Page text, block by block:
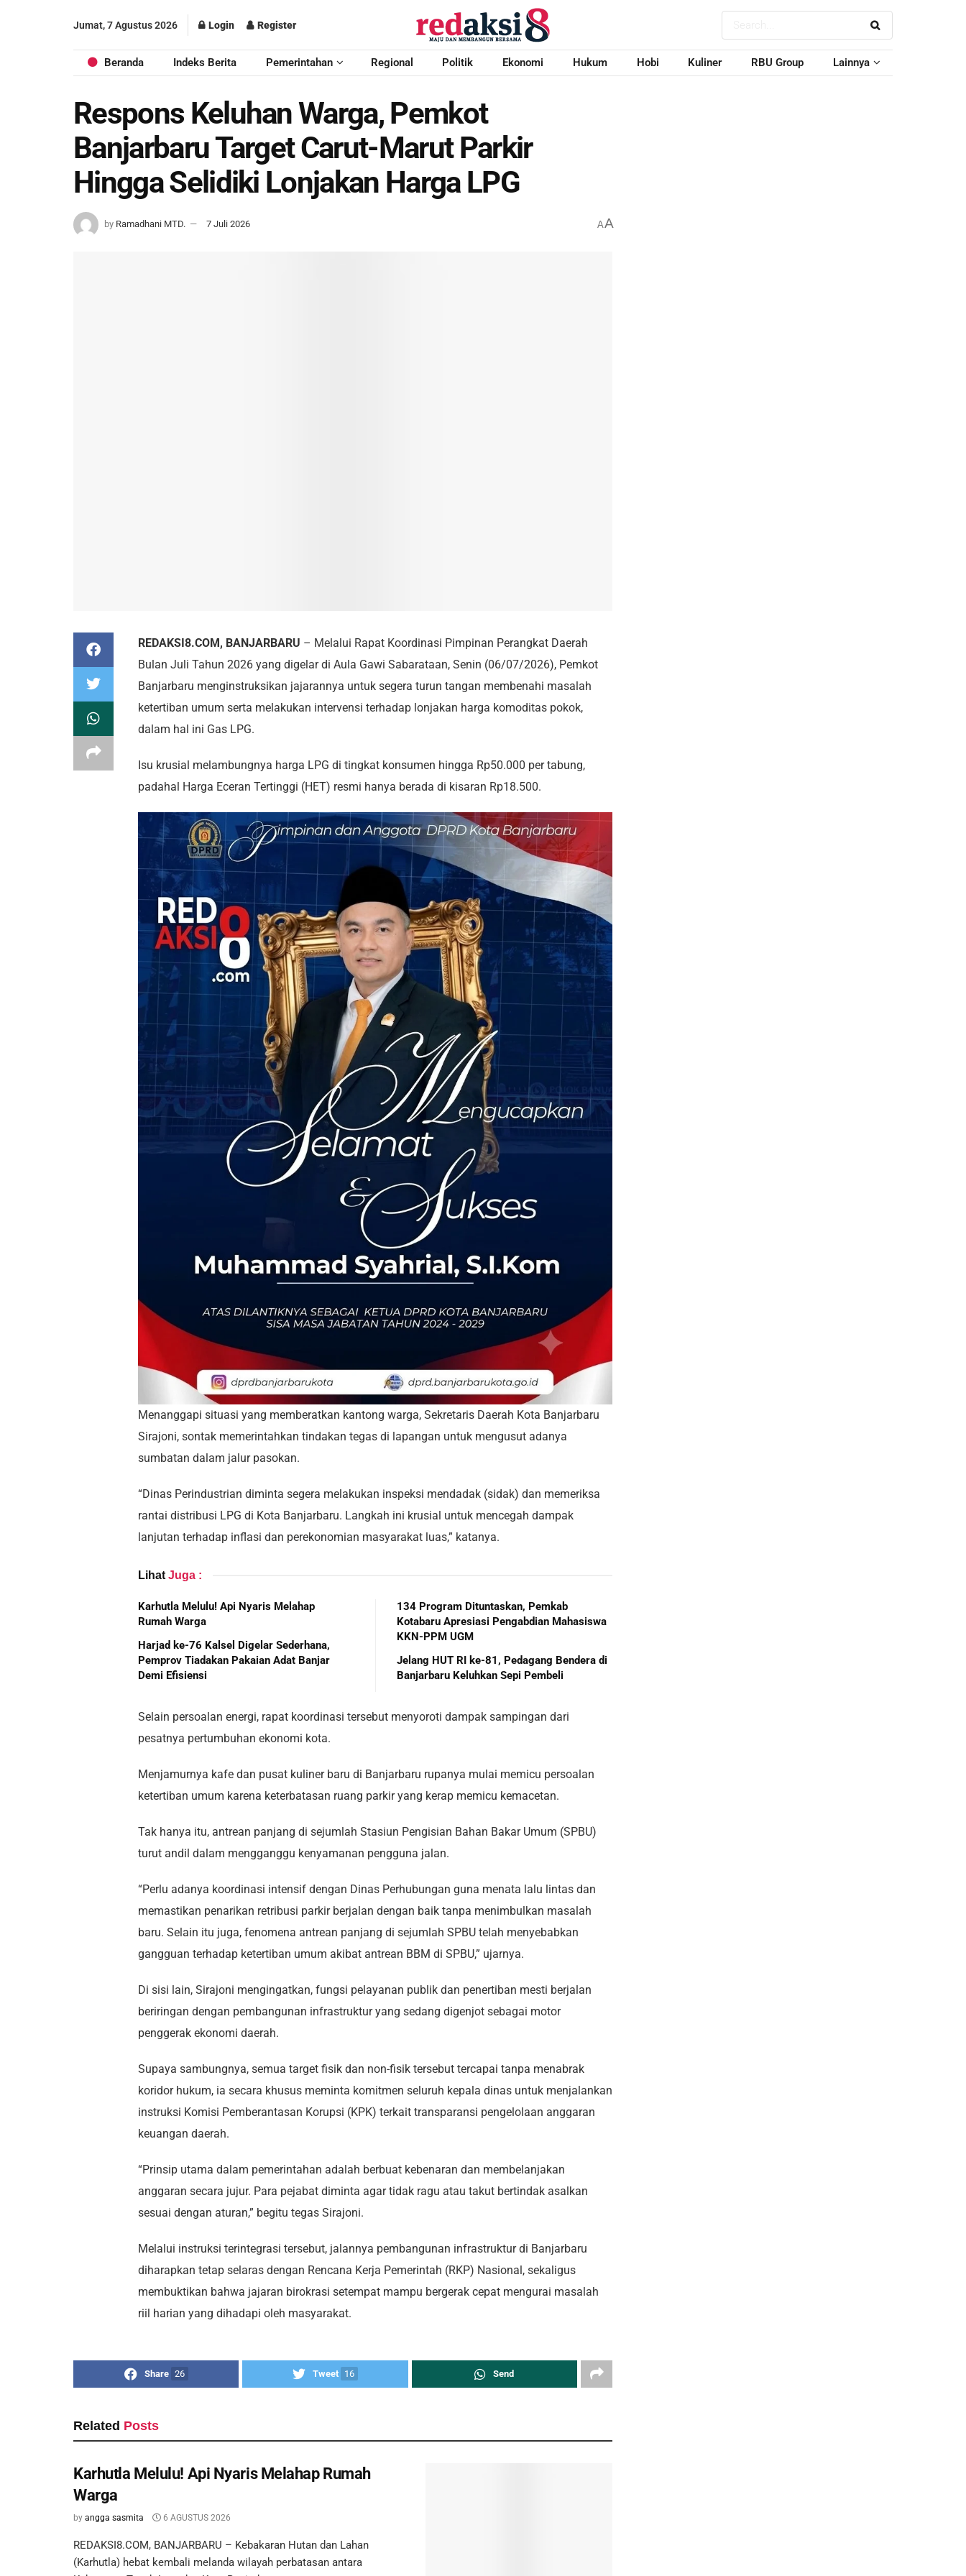
Jumat, 7 Agustus 2026 Login Register
Beranda Indeks Berita Pemerintahan Regional Politik Ekonomi Hukum Hobi Kuliner RBU Group Lainnya
Respons Keluhan Warga, Pemkot
Banjarbaru Target Carut-Marut Parkir
Hingga Selidiki Lonjakan Harga LPG
by Ramadhani MTD. 7 Juli 2026 AA
REDAKSI8.COM, BANJARBARU – Melalui Rapat Koordinasi Pimpinan Perangkat Daerah
Bulan Juli Tahun 2026 yang digelar di Aula Gawi Sabarataan, Senin (06/07/2026), Pemkot
Banjarbaru menginstruksikan jajarannya untuk segera turun tangan membenahi masalah
ketertiban umum serta melakukan intervensi terhadap lonjakan harga komoditas pokok,
dalam hal ini Gas LPG.
Isu krusial melambungnya harga LPG di tingkat konsumen hingga Rp50.000 per tabung,
padahal Harga Eceran Tertinggi (HET) resmi hanya berada di kisaran Rp18.500.
Menanggapi situasi yang memberatkan kantong warga, Sekretaris Daerah Kota Banjarbaru
Sirajoni, sontak memerintahkan tindakan tegas di lapangan untuk mengusut adanya
sumbatan dalam jalur pasokan.
“Dinas Perindustrian diminta segera melakukan inspeksi mendadak (sidak) dan memeriksa
rantai distribusi LPG di Kota Banjarbaru. Langkah ini krusial untuk mencegah dampak
lanjutan terhadap inflasi dan perekonomian masyarakat luas,” katanya.
Lihat Juga :
Karhutla Melulu! Api Nyaris Melahap
Rumah Warga
Harjad ke-76 Kalsel Digelar Sederhana,
Pemprov Tiadakan Pakaian Adat Banjar
Demi Efisiensi
134 Program Dituntaskan, Pemkab
Kotabaru Apresiasi Pengabdian Mahasiswa
KKN-PPM UGM
Jelang HUT RI ke-81, Pedagang Bendera di
Banjarbaru Keluhkan Sepi Pembeli
Selain persoalan energi, rapat koordinasi tersebut menyoroti dampak sampingan dari
pesatnya pertumbuhan ekonomi kota.
Menjamurnya kafe dan pusat kuliner baru di Banjarbaru rupanya mulai memicu persoalan
ketertiban umum karena keterbatasan ruang parkir yang kerap memicu kemacetan.
Tak hanya itu, antrean panjang di sejumlah Stasiun Pengisian Bahan Bakar Umum (SPBU)
turut andil dalam mengganggu kenyamanan pengguna jalan.
“Perlu adanya koordinasi intensif dengan Dinas Perhubungan guna menata lalu lintas dan
memastikan penarikan retribusi parkir berjalan dengan baik tanpa menimbulkan masalah
baru. Selain itu juga, fenomena antrean panjang di sejumlah SPBU telah menyebabkan
gangguan terhadap ketertiban umum akibat antrean BBM di SPBU,” ujarnya.
Di sisi lain, Sirajoni mengingatkan, fungsi pelayanan publik dan penertiban mesti berjalan
beriringan dengan pembangunan infrastruktur yang sedang digenjot sebagai motor
penggerak ekonomi daerah.
Supaya sambungnya, semua target fisik dan non-fisik tersebut tercapai tanpa menabrak
koridor hukum, ia secara khusus meminta komitmen seluruh kepala dinas untuk menjalankan
instruksi Komisi Pemberantasan Korupsi (KPK) terkait transparansi pengelolaan anggaran
keuangan daerah.
“Prinsip utama dalam pemerintahan adalah berbuat kebenaran dan membelanjakan
anggaran secara jujur. Para pejabat diminta agar tidak ragu atau takut bertindak asalkan
sesuai dengan aturan,” begitu tegas Sirajoni.
Melalui instruksi terintegrasi tersebut, jalannya pembangunan infrastruktur di Banjarbaru
diharapkan tetap selaras dengan Rencana Kerja Pemerintah (RKP) Nasional, sekaligus
membuktikan bahwa jajaran birokrasi setempat mampu bergerak cepat mengurai masalah
riil harian yang dihadapi oleh masyarakat.
Share 26 Tweet 16 Send
Related Posts
Karhutla Melulu! Api Nyaris Melahap Rumah
Warga
by angga sasmita 6 AGUSTUS 2026
REDAKSI8.COM, BANJARBARU – Kebakaran Hutan dan Lahan
(Karhutla) hebat kembali melanda wilayah perbatasan antara